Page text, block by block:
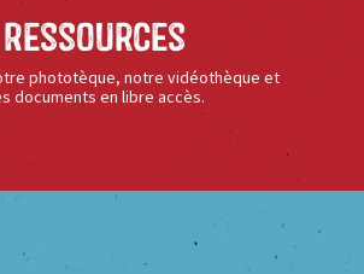
Ressources
phototèque, notre vidéothèque et
documents en libre accès.